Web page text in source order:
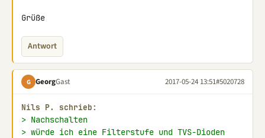
Grüße
Antwort
G GeorgGast 2017-05-24 13:51#5020728
Nils P. schrieb:
> Nachschalten
> würde ich eine Filterstufe und TVS-Dioden